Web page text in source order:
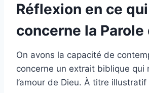
Réflexion en ce qui
concerne la Parole
On avons la capacité de
concerne un extrait biblique qui
l’amour de Dieu. À titre illustratif